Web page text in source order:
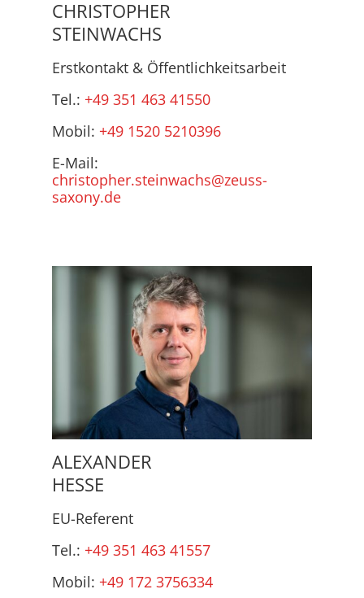
CHRISTOPHER
STEINWACHS
Erstkontakt & Öffentlichkeitsarbeit
Tel.: +49 351 463 41550
Mobil: +49 1520 5210396
E-Mail:
christopher.steinwachs@zeuss-
saxony.de
ALEXANDER
HESSE
EU-Referent
Tel.: +49 351 463 41557
Mobil: +49 172 3756334